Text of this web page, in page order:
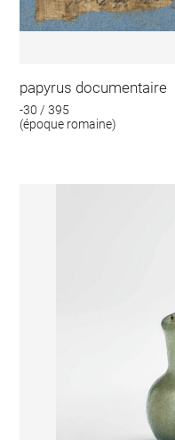
papyrus documentaire
-30 / 395
(époque romaine)